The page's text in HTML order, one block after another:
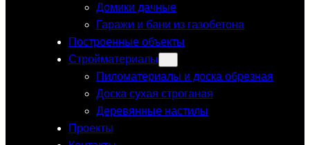
Домики дачные
Гаражи и бани из газобетона
Построенные объекты
Стройматериалы
Пиломатериалы и доска обрезная
Доска сухая строганая
Деревянные настилы
Проекты